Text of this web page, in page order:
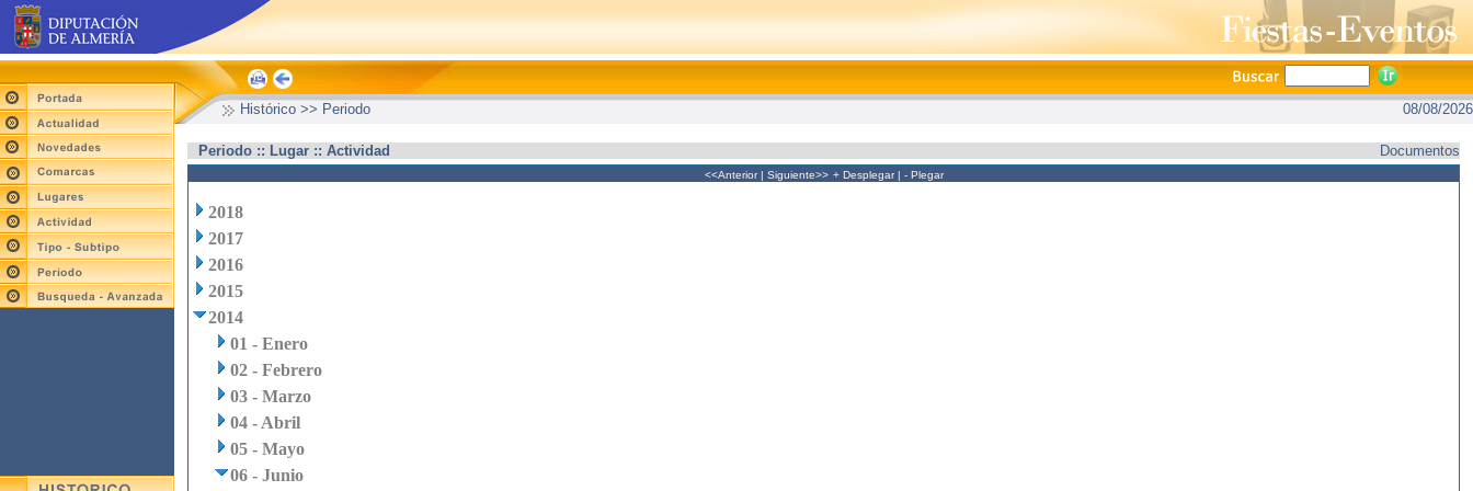
Histórico >> Periodo 08/08/2026
Periodo :: Lugar :: Actividad Documentos
<<Anterior| Siguiente>> + Desplegar| - Plegar
2018
2017
2016
2015
2014
01 - Enero
02 - Febrero
03 - Marzo
04 - Abril
05 - Mayo
06 - Junio